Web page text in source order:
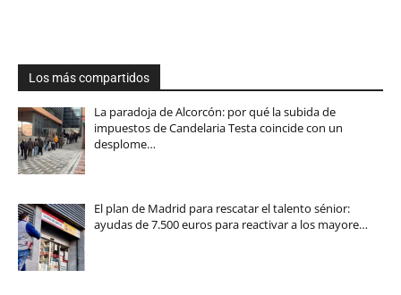
Los más compartidos
La paradoja de Alcorcón: por qué la subida de
impuestos de Candelaria Testa coincide con un
desplome…
El plan de Madrid para rescatar el talento sénior:
ayudas de 7.500 euros para reactivar a los mayore…